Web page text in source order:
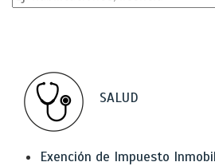
SALUD
Exención de Impuesto